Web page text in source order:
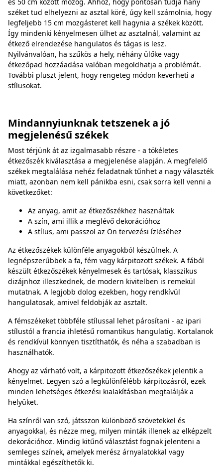
széket tud elhelyezni az asztal köré, úgy kell számolnia, hogy
legfeljebb 15 cm mozgásteret kell hagynia a székek között.
Így mindenki kényelmesen ülhet az asztalnál, valamint az
étkező elrendezése hangulatos és tágas is lesz.
Nyilvánvalóan, ha szűkös a hely, néhány ülőke vagy
étkezőpad hozzáadása valóban megoldhatja a problémát.
További pluszt jelent, hogy rengeteg módon keverheti a
stílusokat.
Mindannyiunknak tetszenek a jó
megjelenésű székek
Most térjünk át az izgalmasabb részre - a tökéletes
étkezőszék kiválasztása a megjelenése alapján. A megfelelő
székek megtalálása nehéz feladatnak tűnhet a nagy választék
miatt, azonban nem kell pánikba esni, csak sorra kell venni a
következőket:
Az anyag, amit az étkezőszékhez használtak
A szín, ami illik a meglévő dekorációhoz
A stílus, ami passzol az Ön tervezési ízléséhez
Az étkezőszékek különféle anyagokból készülnek. A
legnépszerűbbek a fa, fém vagy kárpitozott székek. A fából
készült étkezőszékek kényelmesek és tartósak, klasszikus
dizájnhoz illeszkednek, de modern kivitelben is remekül
mutatnak. A legjobb dolog ezekben, hogy rendkívül
hangulatosak, amivel feldobják az asztalt.
A fémszékeket többféle stílussal lehet párosítani - az ipari
stílustól a francia ihletésű romantikus hangulatig. Kortalanok
és rendkívül könnyen tisztíthatók, és néha a szabadban is
használhatók.
Ahogy az várható volt, a kárpitozott étkezőszékek jelentik a
kényelmet. Legyen szó a legkülönfélébb kárpitozásról, ezek
minden lehetséges étkezési kialakításban megtalálják a
helyüket.
Ha színről van szó, játsszon különböző szövetekkel és
anyagokkal, és nézze meg, milyen minták illenek az elképzelt
dekorációhoz. Mindig kitűnő választást fognak jelenteni a
semleges színek, amelyek merész árnyalatokkal vagy
mintákkal egészíthetők ki.